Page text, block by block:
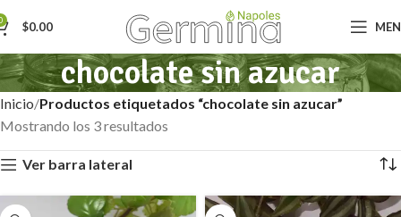
$0.00
chocolate sin azucar
Inicio Productos etiquetados “chocolate sin azucar”
Mostrando los 3 resultados
Ver barra lateral